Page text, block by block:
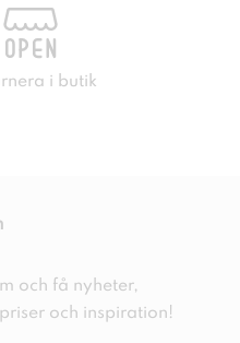
i butik
och få nyheter,
och inspiration!